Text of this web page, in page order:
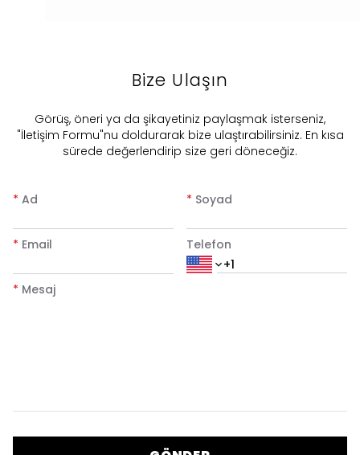
Bize Ulaşın
​Görüş, öneri ya da şikayetiniz paylaşmak isterseniz,
"İletişim Formu"nu doldurarak bize ulaştırabilirsiniz. En kısa
sürede değerlendirip size geri döneceğiz.
* Ad * Soyad
* Email Telefon
* Mesaj